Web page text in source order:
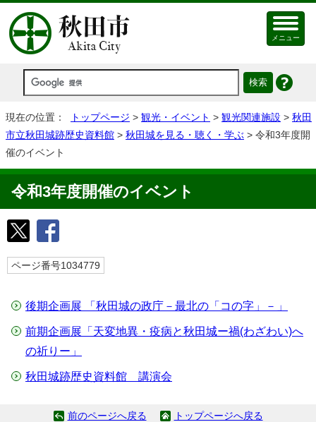
メニュー
現在の位置： トップページ > 観光・イベント > 観光関連施設 > 秋田
市立秋田城跡歴史資料館 > 秋田城を見る・聴く・学ぶ > 令和3年度開
催のイベント
令和3年度開催のイベント
ページ番号1034779
後期企画展 「秋田城の政庁－最北の「コの字」－」
前期企画展「天変地異・疫病と秋田城ー禍(わざわい)へ
の祈りー」
秋田城跡歴史資料館 講演会
前のページへ戻る トップページへ戻る